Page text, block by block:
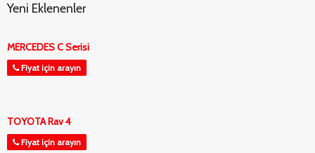
Yeni Eklenenler
MERCEDES C Serisi
Fiyat için arayın
TOYOTA Rav 4
Fiyat için arayın